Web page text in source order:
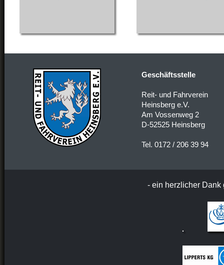
Geschäftsstelle
Reit- und Fahrverein
Heinsberg e.V.
Am Vossenweg 2
D-52525 Heinsberg
Tel. 0172 / 206 39 94
- ein herzlicher Dank